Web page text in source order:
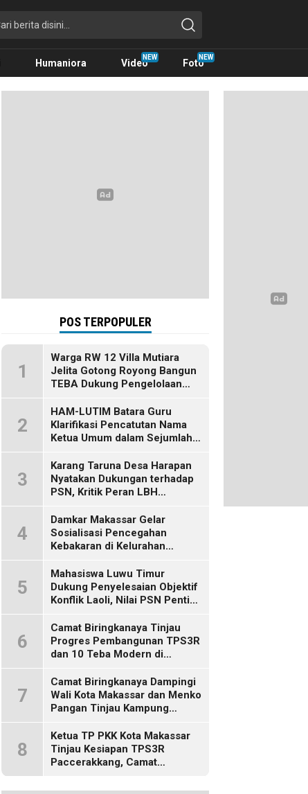
Humaniora Video Foto
POS TERPOPULER
1
Warga RW 12 Villa Mutiara
Jelita Gotong Royong Bangun
TEBA Dukung Pengelolaan
2
HAM-LUTIM Batara Guru
Klarifikasi Pencatutan Nama
Ketua Umum dalam Sejumlah
3
Karang Taruna Desa Harapan
Nyatakan Dukungan terhadap
PSN, Kritik Peran LBH
4
Damkar Makassar Gelar
Sosialisasi Pencegahan
Kebakaran di Kelurahan
5
Mahasiswa Luwu Timur
Dukung Penyelesaian Objektif
Konflik Laoli, Nilai PSN Penting
6
Camat Biringkanaya Tinjau
Progres Pembangunan TPS3R
dan 10 Teba Modern di
7
Camat Biringkanaya Dampingi
Wali Kota Makassar dan Menko
Pangan Tinjau Kampung
8
Ketua TP PKK Kota Makassar
Tinjau Kesiapan TPS3R
Paccerakkang, Camat